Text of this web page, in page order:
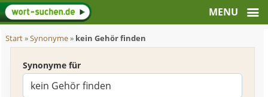
Start»Synonyme» kein Gehör finden
Synonyme für